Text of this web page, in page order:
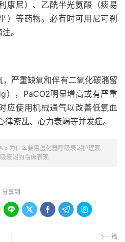
康尼）、乙酰半光氨酸（痰易
）等药物。必有时可用尼可刹
。
严重缺氧和伴有二氧化碳潴留
），PaCO2明显增高或有严重
应使用机械通气以改善低氧血
紊乱、心力衰竭等并发症。
» 为什么要用湿化器呼吸衰竭护理观
衰竭的临床表现
分享到
    
下一篇